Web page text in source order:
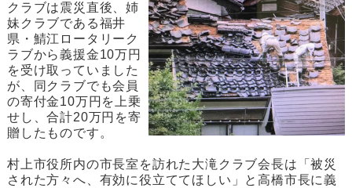
クラブは震災直後、姉
妹クラブである福井
県・鯖江ロータリーク
ラブから義援金10万円
を受け取っていました
が、同クラブでも会員
の寄付金10万円を上乗
せし、合計20万円を寄
贈したものです。
村上市役所内の市長室を訪れた大滝クラブ会長は「被災
された方々へ、有効に役立ててほしい」と高橋市長に義